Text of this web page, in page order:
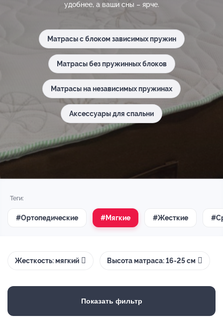
удобнее, а ваши сны – ярче.
Матрасы с блоком зависимых пружин
Матрасы без пружинных блоков
Матрасы на независимых пружинах
Аксессуары для спальни
Теги:
#Ортопедические #Мягкие #Жесткие
Жесткость: мягкий Высота матраса: 16-25 см
Показать фильтр